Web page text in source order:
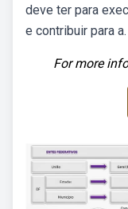
deve ter para
e contribuir para a.
For more